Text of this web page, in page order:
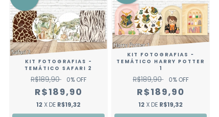
KIT FOTOGRAFIAS -
TEMÁTICO SAFARI 2
R$189,90 0% OFF
R$189,90
12 X DE R$19,32
KIT FOTOGRAFIAS -
TEMÁTICO HARRY POTTER
1
R$189,90 0% OFF
R$189,90
12 X DE R$19,32